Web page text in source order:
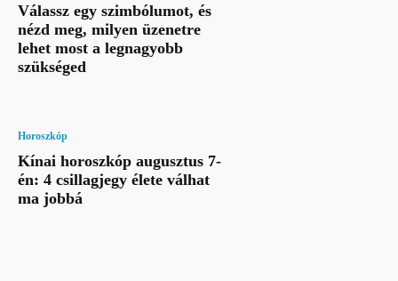
Válassz egy szimbólumot, és
nézd meg, milyen üzenetre
lehet most a legnagyobb
szükséged
Horoszkóp
Kínai horoszkóp augusztus 7-
én: 4 csillagjegy élete válhat
ma jobbá